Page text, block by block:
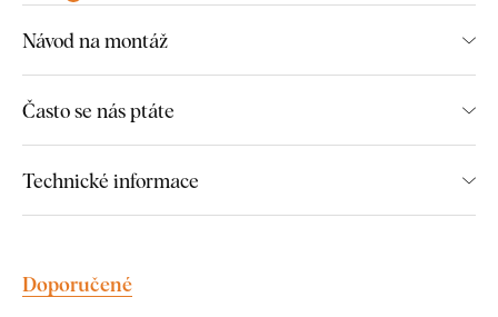
Montáž, kterou zvládne každý:
Návod na montáž
Často se nás ptáte
Technické informace
Doporučené